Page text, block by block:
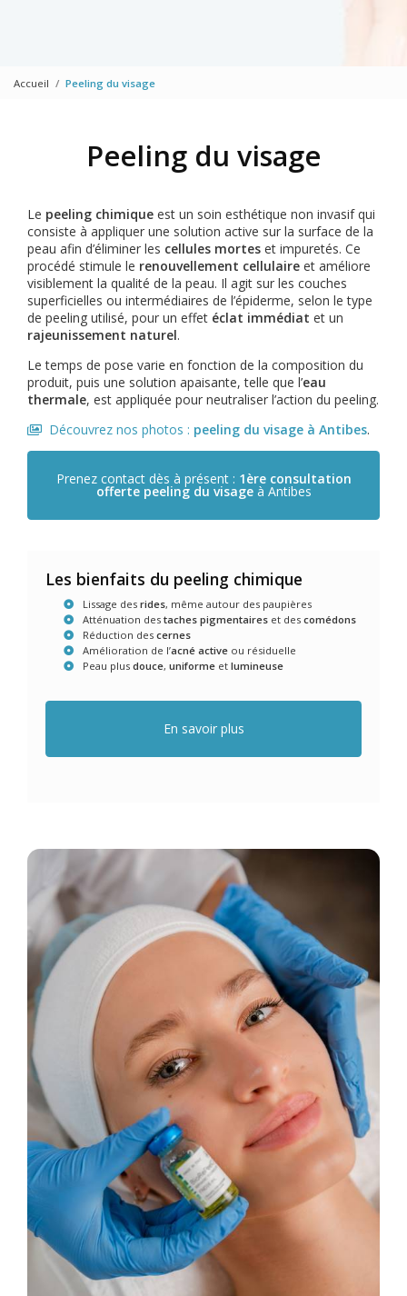
Accueil Peeling du visage
Peeling du visage
Le peeling chimique est un soin esthétique non invasif qui
consiste à appliquer une solution active sur la surface de la
peau afin d’éliminer les cellules mortes et impuretés. Ce
procédé stimule le renouvellement cellulaire et améliore
visiblement la qualité de la peau. Il agit sur les couches
superficielles ou intermédiaires de l’épiderme, selon le type
de peeling utilisé, pour un effet éclat immédiat et un
rajeunissement naturel.
Le temps de pose varie en fonction de la composition du
produit, puis une solution apaisante, telle que l’eau
thermale, est appliquée pour neutraliser l’action du peeling.
Découvrez nos photos : peeling du visage à Antibes.
Prenez contact dès à présent : 1ère consultation
offerte peeling du visageà Antibes
Les bienfaits du peeling chimique
Lissage des rides, même autour des paupières
Atténuation des taches pigmentaires et des comédons
Réduction des cernes
Amélioration de l’acné active ou résiduelle
Peau plus douce, uniforme et lumineuse
En savoir plus